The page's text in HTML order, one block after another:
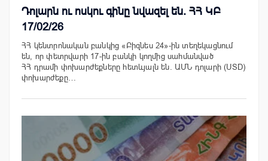
Դոլարն ու ոսկու գինը նվազել են. ՀՀ ԿԲ
17/02/26
ՀՀ կենտրոնական բանկից «Բիզնես 24»-ին տեղեկացնում
են, որ փետրվարի 17-ին բանկի կողմից սահմանված
ՀՀ դրամի փոխարժեքները հետևյալն են. ԱՄՆ դոլարի (USD)
փոխարժեքը…